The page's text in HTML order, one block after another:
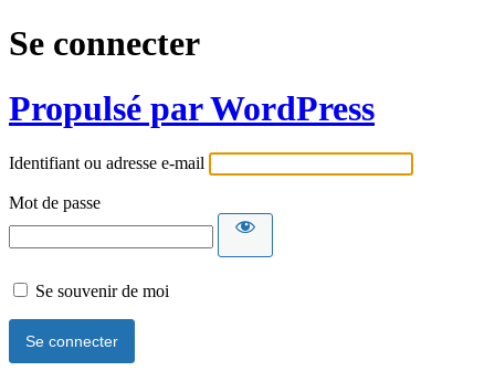
Se connecter
Propulsé par WordPress
Identifiant ou adresse e-mail
Mot de passe
Se souvenir de moi